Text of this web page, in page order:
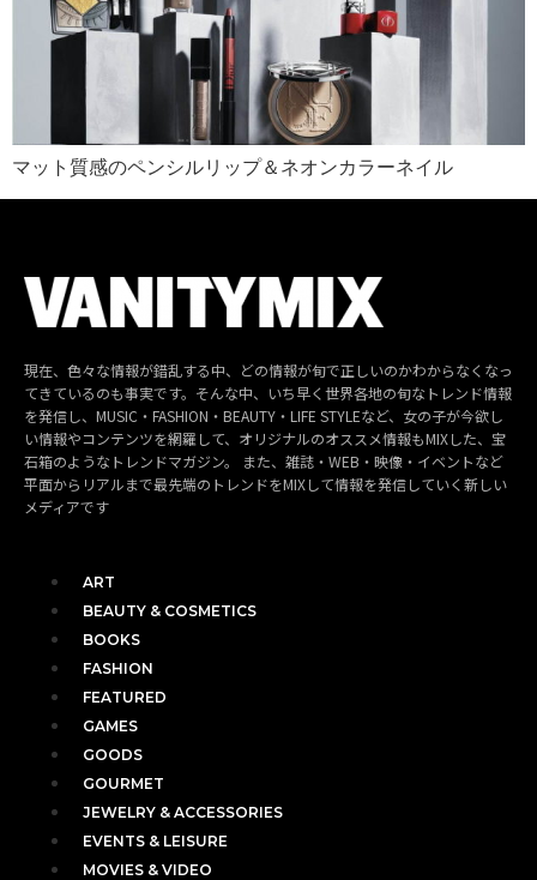
マット質感のペンシルリップ＆ネオンカラーネイル
現在、色々な情報が錯乱する中、どの情報が旬で正しいのかわからなくなっ
てきているのも事実です。そんな中、いち早く世界各地の旬なトレンド情報
を発信し、MUSIC・FASHION・BEAUTY・LIFE STYLEなど、女の子が今欲し
い情報やコンテンツを網羅して、オリジナルのオススメ情報もMIXした、宝
石箱のようなトレンドマガジン。 また、雑誌・WEB・映像・イベントなど
平面からリアルまで最先端のトレンドをMIXして情報を発信していく新しい
メディアです
ART
BEAUTY & COSMETICS
BOOKS
FASHION
FEATURED
GAMES
GOODS
GOURMET
JEWELRY & ACCESSORIES
EVENTS & LEISURE
MOVIES & VIDEO